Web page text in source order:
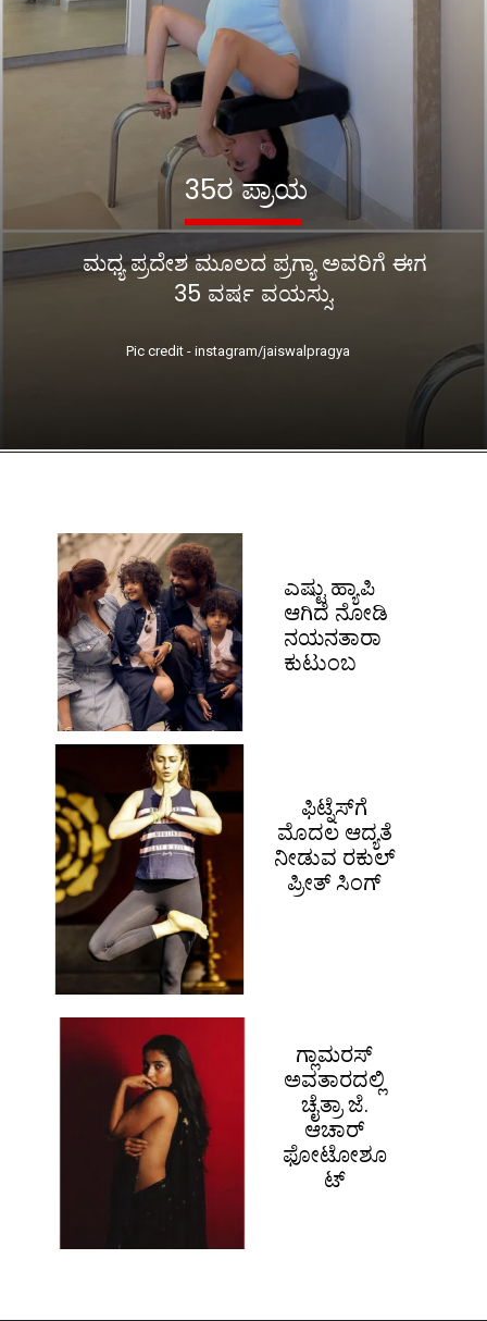
ಮಧ್ಯ ಪ್ರದೇಶ ಮೂಲದ ಪ್ರಗ್ಯಾ ಅವರಿಗೆ ಈಗ
35 ವರ್ಷ ವಯಸ್ಸು.
35ರ ಪ್ರಾಯ
Pic credit - instagram/jaiswalpragya
ಗ್ಲಾಮರಸ್
ಅವತಾರದಲ್ಲಿ
ಚೈತ್ರಾ ಜೆ.
ಆಚಾರ್
ಫೋಟೋಶೂ
ಟ್
ಫಿಟ್ನೆಸ್​ಗೆ
ಮೊದಲ ಆದ್ಯತೆ
ನೀಡುವ ರಕುಲ್
ಪ್ರೀತ್ ಸಿಂಗ್
ಎಷ್ಟು ಹ್ಯಾಪಿ
ಆಗಿದೆ ನೋಡಿ
ನಯನತಾರಾ
ಕುಟುಂಬ